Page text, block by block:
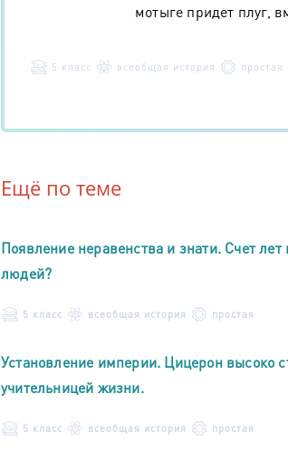
мотыге придет плуг,
5 класс всеобщая история простая
Ещё по теме
Появление неравенства и знати. Счет
людей?
5 класс всеобщая история простая
Установление империи. Цицерон высоко
учительницей жизни.
5 класс всеобщая история простая